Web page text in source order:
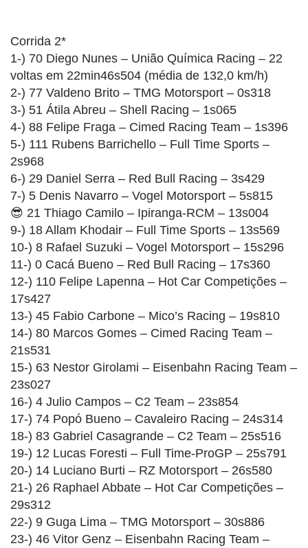
Corrida 2*
1-) 70 Diego Nunes – União Química Racing – 22
voltas em 22min46s504 (média de 132,0 km/h)
2-) 77 Valdeno Brito – TMG Motorsport – 0s318
3-) 51 Átila Abreu – Shell Racing – 1s065
4-) 88 Felipe Fraga – Cimed Racing Team – 1s396
5-) 111 Rubens Barrichello – Full Time Sports –
2s968
6-) 29 Daniel Serra – Red Bull Racing – 3s429
7-) 5 Denis Navarro – Vogel Motorsport – 5s815
😎 21 Thiago Camilo – Ipiranga-RCM – 13s004
9-) 18 Allam Khodair – Full Time Sports – 13s569
10-) 8 Rafael Suzuki – Vogel Motorsport – 15s296
11-) 0 Cacá Bueno – Red Bull Racing – 17s360
12-) 110 Felipe Lapenna – Hot Car Competições –
17s427
13-) 45 Fabio Carbone – Mico’s Racing – 19s810
14-) 80 Marcos Gomes – Cimed Racing Team –
21s531
15-) 63 Nestor Girolami – Eisenbahn Racing Team –
23s027
16-) 4 Julio Campos – C2 Team – 23s854
17-) 74 Popó Bueno – Cavaleiro Racing – 24s314
18-) 83 Gabriel Casagrande – C2 Team – 25s516
19-) 12 Lucas Foresti – Full Time-ProGP – 25s791
20-) 14 Luciano Burti – RZ Motorsport – 26s580
21-) 26 Raphael Abbate – Hot Car Competições –
29s312
22-) 9 Guga Lima – TMG Motorsport – 30s886
23-) 46 Vitor Genz – Eisenbahn Racing Team –